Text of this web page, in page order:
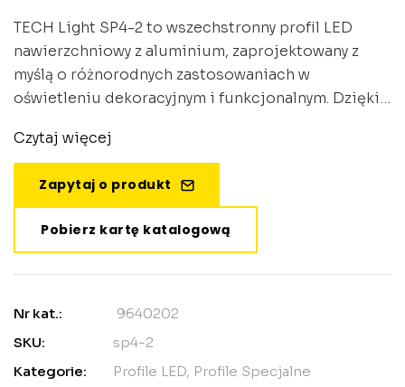
TECH Light SP4-2 to wszechstronny profil LED
nawierzchniowy z aluminium, zaprojektowany z
myślą o różnorodnych zastosowaniach w
oświetleniu dekoracyjnym i funkcjonalnym. Dzięki
mm wysokości, profil idealnie sprawdza się w
projektach wymagających dyskretnego, ale
efektownego oświetlenia.
Czytaj więcej
Zapytaj o produkt
Pobierz kartę katalogową
Nr kat.:
9640202
SKU:
sp4-2
Kategorie:
Profile LED, Profile Specjalne